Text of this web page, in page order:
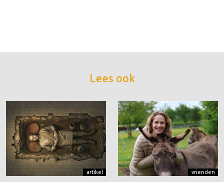
Lees ook
artikel vrienden